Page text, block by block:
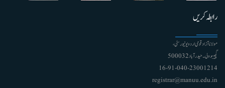
رابطہ کریں
مولانا آزاد قومی اردو یونیورسٹی ،
گچیبوولی۔ حیدرآباد 500032
91-040-23001214 - 16
registrar@manuu.edu.in